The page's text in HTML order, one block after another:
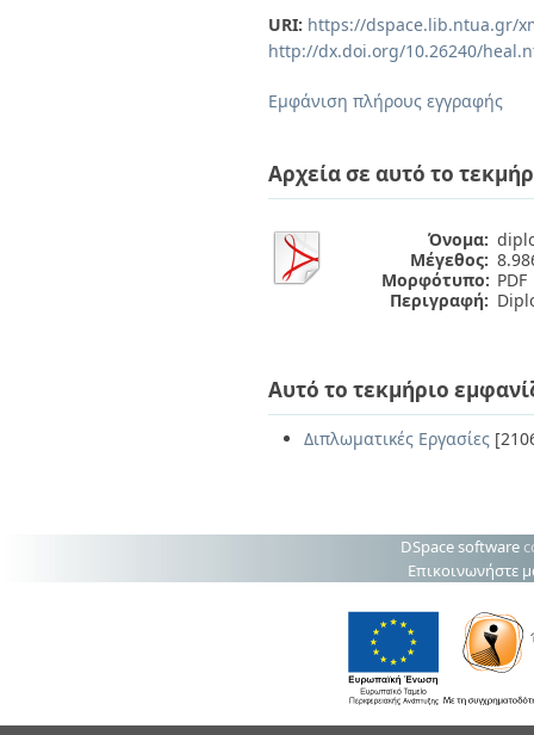
URI: https://dspace.lib.ntua.gr/
http://dx.doi.org/10.26240/
Εμφάνιση πλήρους εγγραφής
Αρχεία σε αυτό το
Όνομα:
Μέγεθος:
Μορφότυπο: PDF
Περιγραφή:
Αυτό το τεκμήριο
Διπλωματικές Εργασίες
DSpace software
Επικοινωνήστε